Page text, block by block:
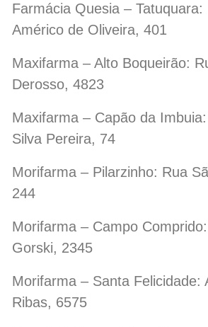
Farmácia Quesia – Tatuquara:
Américo de Oliveira, 401
Maxifarma – Alto Boqueirão:
Derosso, 4823
Maxifarma – Capão da
Silva Pereira, 74
Morifarma – Pilarzinho: Rua
244
Morifarma – Campo
Gorski, 2345
Morifarma – Santa Felicidade:
Ribas, 6575